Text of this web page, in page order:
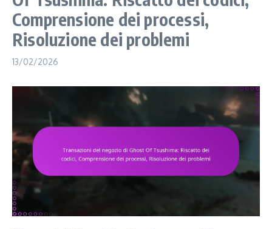
Comprensione dei processi,
Risoluzione dei problemi
13/02/2026